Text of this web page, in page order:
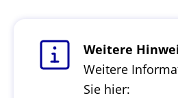
Weitere
Weitere
Sie hier: